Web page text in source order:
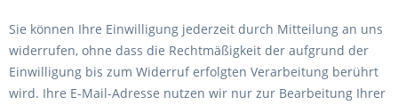
Sie können Ihre Einwilligung jederzeit durch Mitteilung an uns
widerrufen, ohne dass die Rechtmäßigkeit der aufgrund der
Einwilligung bis zum Widerruf erfolgten Verarbeitung berührt
wird. Ihre E-Mail-Adresse nutzen wir nur zur Bearbeitung Ihrer